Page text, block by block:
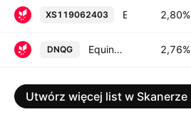
XS119062403 2,80%
DNQG Equinor ASA 0.75% 09-NOV-2026 2,76%
Utwórz więcej list w Skanerze